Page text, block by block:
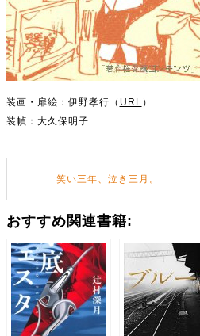
装画・扉絵：伊野孝行（ URL ）
装幀：大久保明子
笑い三年、泣き三月。
おすすめ関連書籍: